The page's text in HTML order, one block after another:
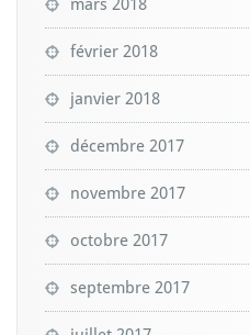
mars 2018
février 2018
janvier 2018
décembre 2017
novembre 2017
octobre 2017
septembre 2017